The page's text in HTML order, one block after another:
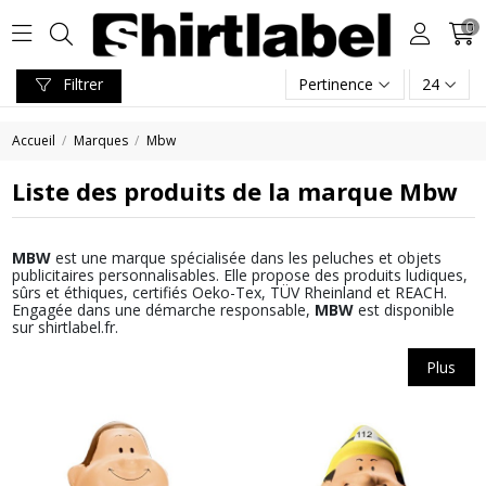
0
Accueil Marques Mbw
Liste des produits de la marque Mbw
MBWest une marque spécialisée dans les peluches et objets
publicitaires personnalisables. Elle propose des produits ludiques,
sûrs et éthiques, certifiés Oeko-Tex, TÜV Rheinland et REACH.
Engagée dans une démarche responsable, MBWest disponible
sur shirtlabel.fr.
Plus
Filtrer Pertinence 24